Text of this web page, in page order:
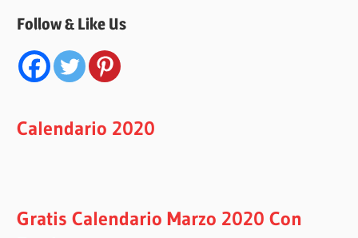
Follow & Like Us
Calendario 2020
Gratis Calendario Marzo 2020 Con